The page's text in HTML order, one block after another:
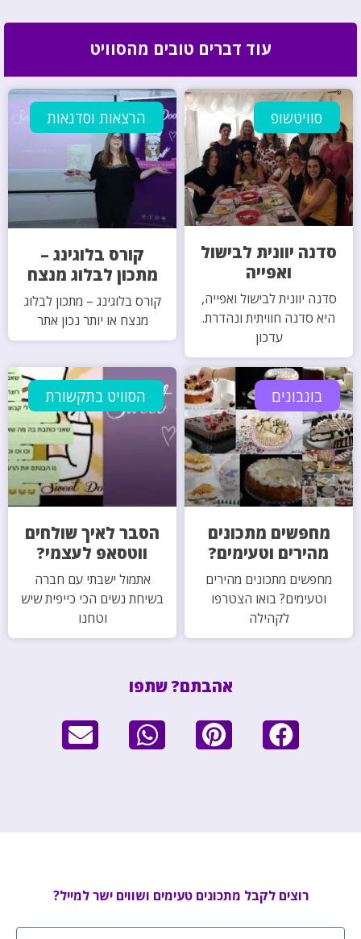
עוד דברים טובים מהסוויט
סוויטשופ
סדנה יוונית לבישול
ואפייה
סדנה יוונית לבישול ואפייה,
היא סדנה חוויתית ונהדרת.
עדכון
הרצאות וסדנאות
קורס בלוגינג –
מתכון לבלוג מנצח
קורס בלוגינג – מתכון לבלוג
מנצח או יותר נכון אתר
בונבונים
מחפשים מתכונים
מהירים וטעימים?
מחפשים מתכונים מהירים
וטעימים? בואו הצטרפו
לקהילה
הסוויט בתקשורת
הסבר לאיך שולחים
ווטסאפ לעצמי?
אתמול ישבתי עם חברה
בשיחת נשים הכי כייפית שיש
וטחנו
אהבתם? שתפו
רוצים לקבל מתכונים טעימים ושווים ישר למייל?